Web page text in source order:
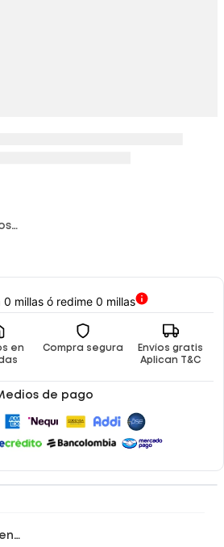
0 millas ó redime 0 millas
en
Compra segura
Envíos gratis
Aplican T&C
de pago